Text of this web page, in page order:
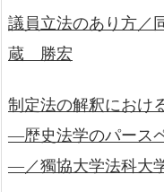
議員立法のあり方
蔵 勝宏
制定法の解釈におけ
―歴史法学のパース
―／獨協大学法科